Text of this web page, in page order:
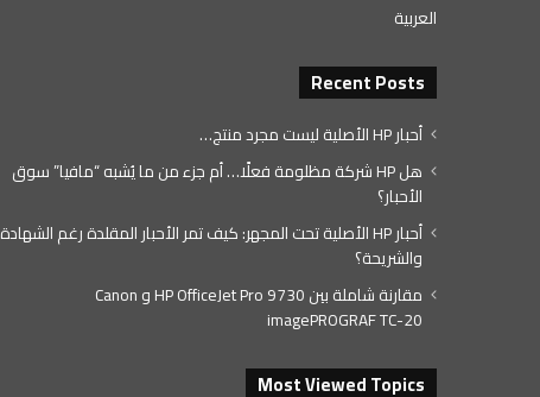
العربية
Recent Posts
أحبار HP الأصلية ليست مجرد منتج…
هل HP شركة مظلومة فعلًا… أم جزء من ما يُشبه “مافيا” سوق
الأحبار؟
أحبار HP الأصلية تحت المجهر: كيف تمر الأحبار المقلدة رغم الشهادة
والشريحة؟
مقارنة شاملة بين HP OfficeJet Pro 9730 و Canon
imagePROGRAF TC-20
Most Viewed Topics